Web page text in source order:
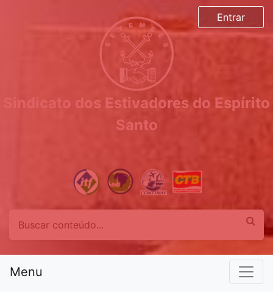
Entrar
Sindicato dos Estivadores do Espírito
Santo
Menu